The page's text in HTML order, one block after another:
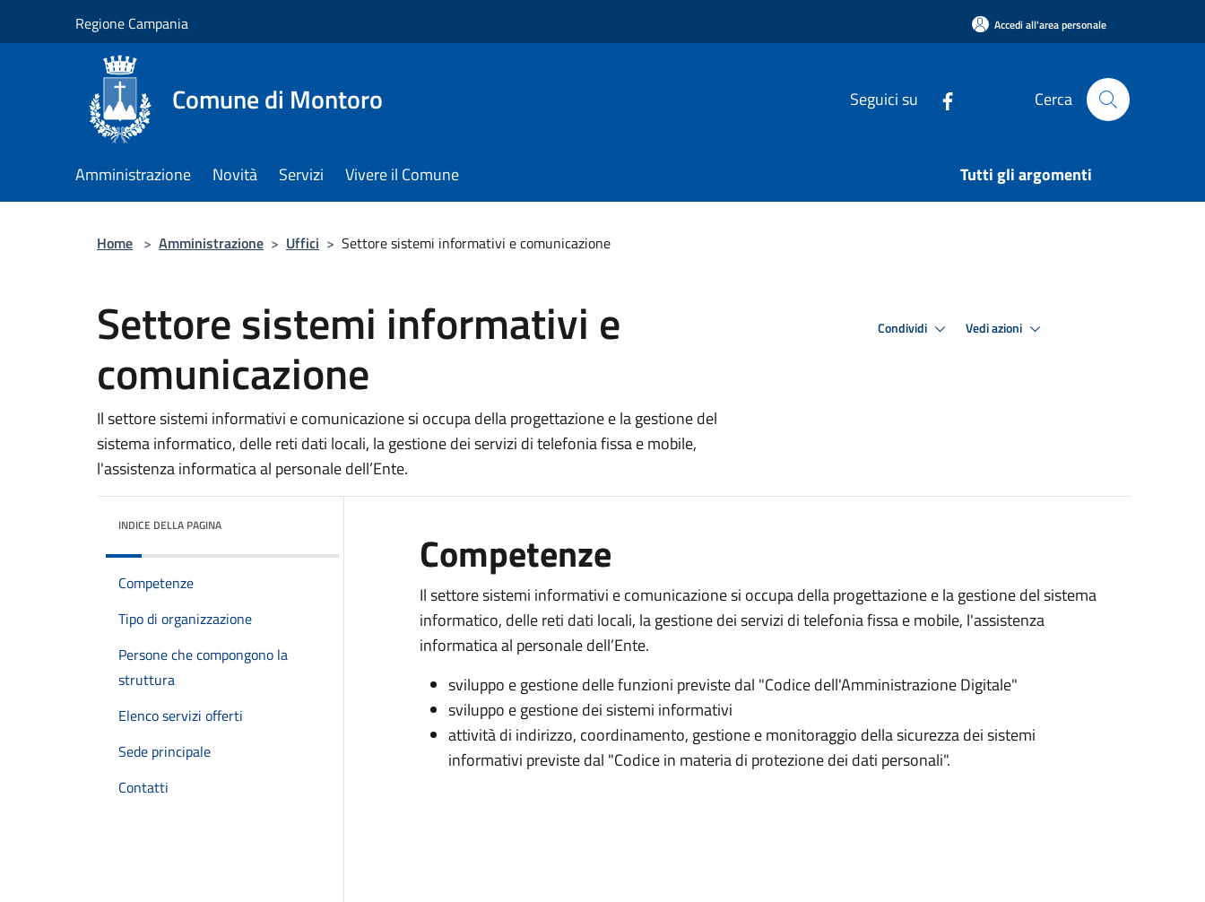
Regione Campania Accedi all'area personale
Comune di Montoro Seguici su Cerca
Amministrazione Novità Servizi Vivere il Comune Tutti gli argomenti
Home > Amministrazione > Uffici > Settore sistemi informativi e comunicazione
Settore sistemi informativi e
comunicazione
Il settore sistemi informativi e comunicazione si occupa della progettazione e la gestione del
sistema informatico, delle reti dati locali, la gestione dei servizi di telefonia fissa e mobile,
l'assistenza informatica al personale dell’Ente.
Condividi Vedi azioni
INDICE DELLA PAGINA
Competenze
Tipo di organizzazione
Persone che compongono la
struttura
Elenco servizi offerti
Sede principale
Contatti
Competenze
Il settore sistemi informativi e comunicazione si occupa della progettazione e la gestione del sistema
informatico, delle reti dati locali, la gestione dei servizi di telefonia fissa e mobile, l'assistenza
informatica al personale dell’Ente.
sviluppo e gestione delle funzioni previste dal "Codice dell'Amministrazione Digitale"
sviluppo e gestione dei sistemi informativi
attività di indirizzo, coordinamento, gestione e monitoraggio della sicurezza dei sistemi
informativi previste dal "Codice in materia di protezione dei dati personali".